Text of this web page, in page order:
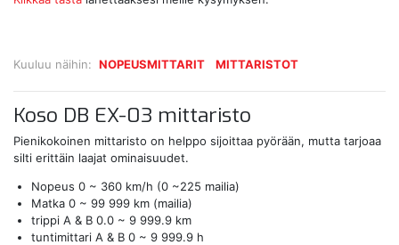
Kuuluu näihin: NOPEUSMITTARIT MITTARISTOT
Koso DB EX-03 mittaristo
Pienikokoinen mittaristo on helppo sijoittaa pyörään, mutta tarjoaa
silti erittäin laajat ominaisuudet.
Nopeus 0 ~ 360 km/h (0 ~225 mailia)
Matka 0 ~ 99 999 km (mailia)
trippi A & B 0.0 ~ 9 999.9 km
tuntimittari A & B 0 ~ 9 999.9 h